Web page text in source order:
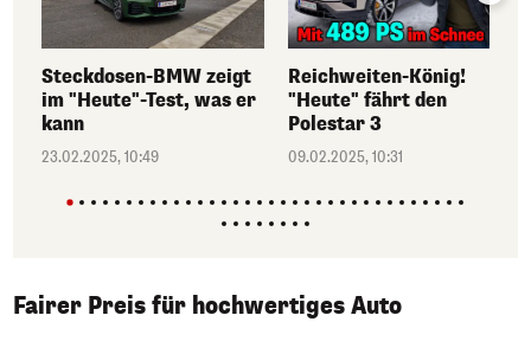
Steckdosen-BMW zeigt
im "Heute"-Test, was er
kann
23.02.2025, 10:49
Reichweiten-König!
"Heute" fährt den
Polestar 3
09.02.2025, 10:31
Fairer Preis für hochwertiges Auto